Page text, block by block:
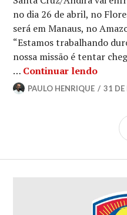
no dia 26 de abril, no
será em Manaus, no
“Estamos trabalhando
nossa missão é tentar
… Continuar lendo
PAULO HENRIQUE 31 DE